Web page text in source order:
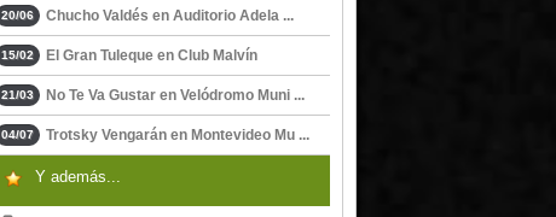
20/06 Chucho Valdés en Auditorio Adela ...
15/02 El Gran Tuleque en Club Malvín
21/03 No Te Va Gustar en Velódromo Muni ...
04/07 Trotsky Vengarán en Montevideo Mu ...
Y además...